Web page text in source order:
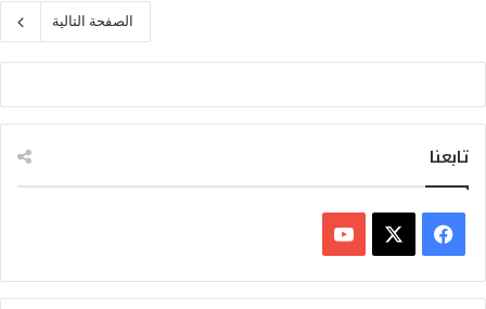
الصفحة التالية
تابعنا
ي
X
Y